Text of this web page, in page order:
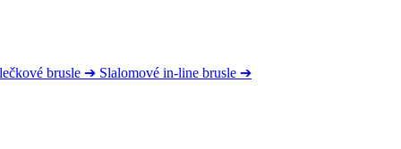
brusle ➔ Slalomové in-line brusle ➔